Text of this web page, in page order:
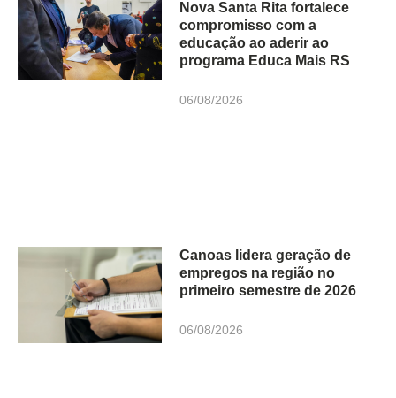
Nova Santa Rita fortalece
compromisso com a
educação ao aderir ao
programa Educa Mais RS
06/08/2026
Canoas lidera geração de
empregos na região no
primeiro semestre de 2026
06/08/2026